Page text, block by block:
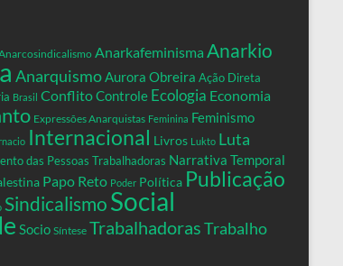
Anarkafeminisma Anarkio
AnarquismoAurora Obreira Ação Direta
Brasil ConflitoControle Ecologia Economia
Expressões Anarquistas Feminina Feminismo
Internacional Livros Lukto Luta
das Pessoas Trabalhadoras Narrativa Temporal
Papo Reto Poder Política Publicação
Sindicalismo Social
Socio Síntese TrabalhadorasTrabalho